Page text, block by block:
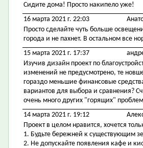
Сидите дома! Просто накипело уже!
16 марта 2021 г. 22:03
Просто сделайте чуть больше
города и не пахнет. В остальном все
15 марта 2021 г. 17:37
Изучив дизайн проект по
изменений не предусмотрено, те
гораздо меньшие финансовые
вариантов для выбора и сравнения?
очень много других "горящих"
14 марта 2021 г. 19:12
Проект в целом нравится, хочется
1. Будьте бережней к существующим
2. Не допускайте появления кафе и